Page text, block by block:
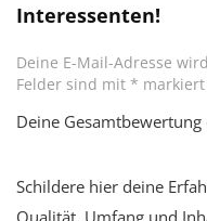
Interessenten!
Deine E-Mail-Adresse
Felder sind mit * markiert
Deine Gesamtbewertung
Schildere hier deine